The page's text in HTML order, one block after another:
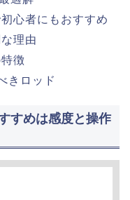
心者にもおすすめ
理由
徴
きロッド
すめは感度と操作